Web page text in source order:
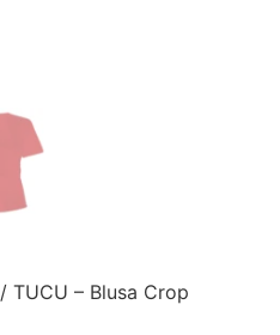
/ TUCU – Blusa Crop